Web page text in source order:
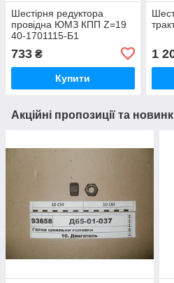
Шестірня редуктора
провідна ЮМЗ КПП Z=19
40-1701115-Б1
733 ₴
Купити
1
Акційні пропозиції та